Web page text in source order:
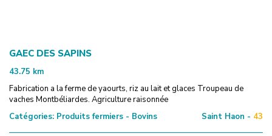
GAEC DES SAPINS
43.75 km
Fabrication a la ferme de yaourts, riz au lait et glaces Troupeau de
vaches Montbéliardes. Agriculture raisonnée
Catégories: Produits fermiers - Bovins Saint Haon - 43